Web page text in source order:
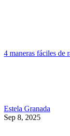
4 maneras fáciles de
Estela Granada
Sep 8, 2025